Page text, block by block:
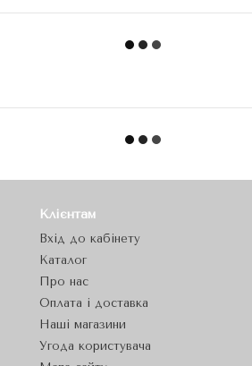
Клієнтам
Вхід до кабінету
Каталог
Про нас
Оплата і доставка
Наші магазини
Угода користувача